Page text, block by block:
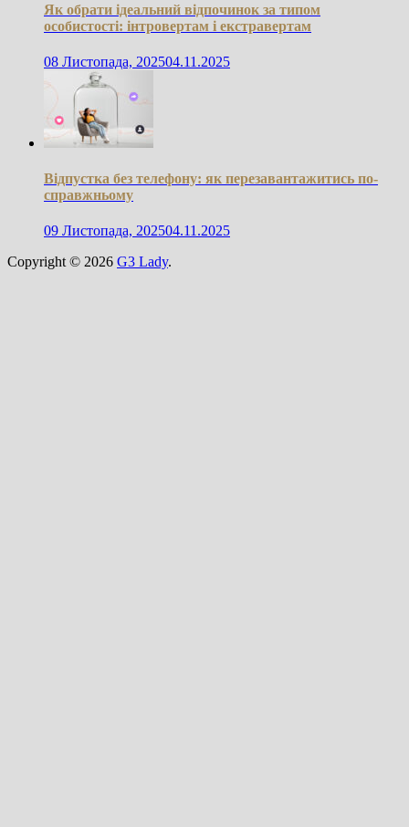
Як обрати ідеальний відпочинок за типом
особистості: інтровертам і екстравертам
08 Листопада, 202504.11.2025
Відпустка без телефону: як перезавантажитись по-
справжньому
09 Листопада, 202504.11.2025
Copyright © 2026 G3 Lady.